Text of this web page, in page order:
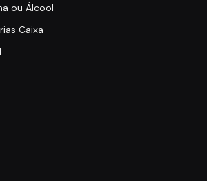
ou Álcool
Caixa